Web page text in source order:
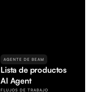
Lista de productos
AI Agent
AGENTE DE BEAM
FLUJOS DE TRABAJO